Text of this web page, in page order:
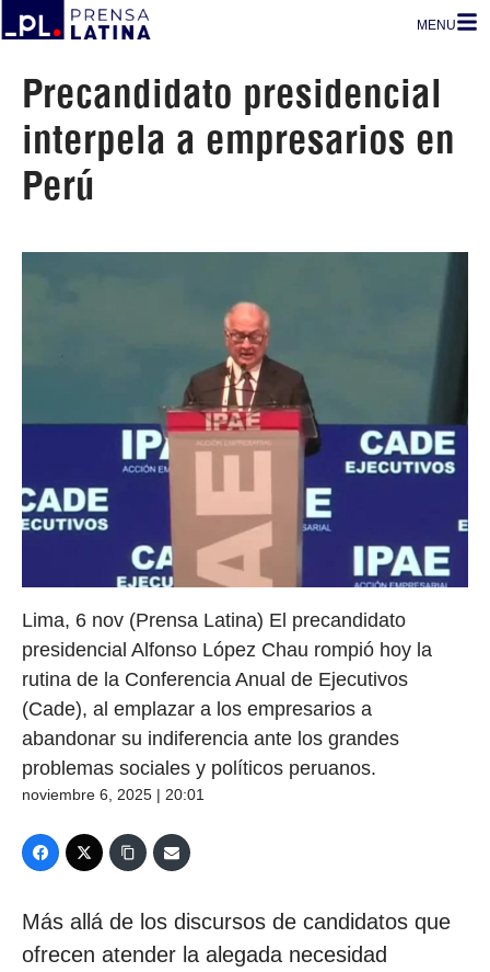
MENU
Precandidato presidencial
interpela a empresarios en
Perú
Lima, 6 nov (Prensa Latina) El precandidato
presidencial Alfonso López Chau rompió hoy la
rutina de la Conferencia Anual de Ejecutivos
(Cade), al emplazar a los empresarios a
abandonar su indiferencia ante los grandes
problemas sociales y políticos peruanos.
noviembre 6, 2025 | 20:01
Más allá de los discursos de candidatos que
ofrecen atender la alegada necesidad